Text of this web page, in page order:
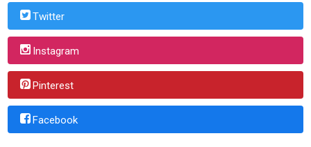
Twitter
Instagram
Pinterest
Facebook